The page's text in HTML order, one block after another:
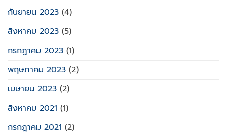
กันยายน 2023 (4)
สิงหาคม 2023 (5)
กรกฎาคม 2023 (1)
พฤษภาคม 2023 (2)
เมษายน 2023 (2)
สิงหาคม 2021 (1)
กรกฎาคม 2021 (2)